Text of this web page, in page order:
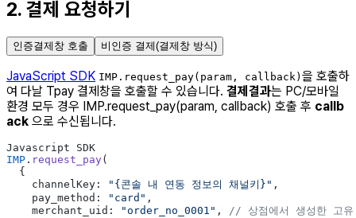
2. 결제 요청하기
인증결제창 호출 비인증 결제(결제창 방식)
JavaScript SDK IMP.request_pay(param, callback) 을 호출하
여 다날 Tpay 결제창을 호출할 수 있습니다. 결제결과는 PC/모바일
환경 모두 경우 IMP.request_pay(param, callback) 호출 후 callb
ack 으로 수신됩니다.
Javascript SDK
IMP . request_pay(
  {
    channelKey:
"{콘솔 내 연동 정보의 채널키}" ,
    pay_method:
"card" ,
    merchant_uid:
"order_no_0001" , // 상점에서 생성한 고유